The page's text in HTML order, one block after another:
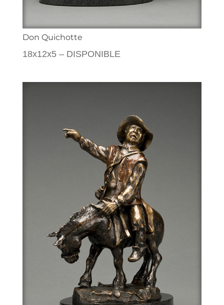
Don Quichotte
18x12x5 – DISPONIBLE